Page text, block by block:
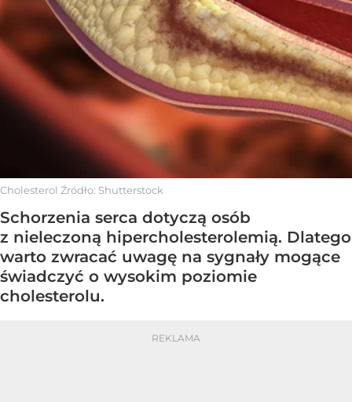
Cholesterol Źródło: Shutterstock
Schorzenia serca dotyczą osób
z nieleczoną hipercholesterolemią. Dlatego
warto zwracać uwagę na sygnały mogące
świadczyć o wysokim poziomie
cholesterolu.